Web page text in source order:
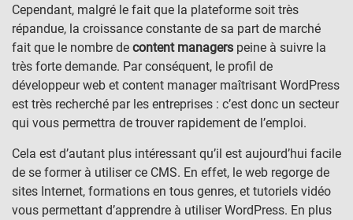
Cependant, malgré le fait que la plateforme soit très
répandue, la croissance constante de sa part de marché
fait que le nombre de content managers peine à suivre la
très forte demande. Par conséquent, le profil de
développeur web et content manager maîtrisant WordPress
est très recherché par les entreprises : c’est donc un secteur
qui vous permettra de trouver rapidement de l’emploi.
Cela est d’autant plus intéressant qu’il est aujourd’hui facile
de se former à utiliser ce CMS. En effet, le web regorge de
sites Internet, formations en tous genres, et tutoriels vidéo
vous permettant d’apprendre à utiliser WordPress. En plus